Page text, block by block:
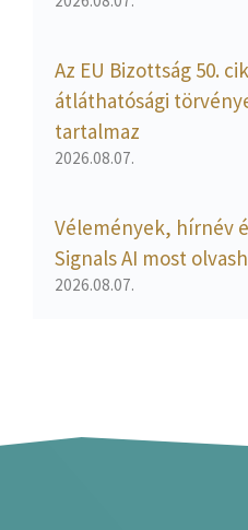
Az EU Bizottság 50.
átláthatósági
tartalmaz
2026.08.07.
Vélemények, hírnév
Signals AI most
2026.08.07.